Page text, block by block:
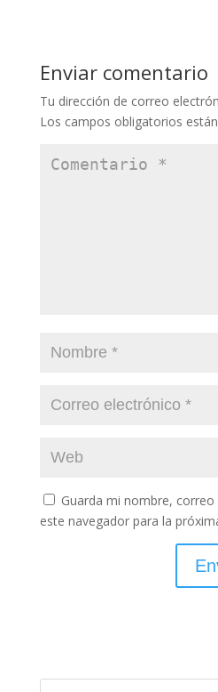
Enviar comentario
Tu dirección de correo
Los campos obligatorios
Guarda mi nombre,
este navegador para la